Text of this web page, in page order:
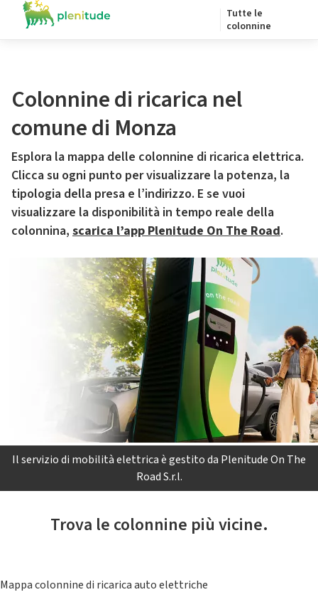
Tutte le
colonnine
Colonnine di ricarica nel
comune di Monza
Esplora la mappa delle colonnine di ricarica elettrica.
Clicca su ogni punto per visualizzare la potenza, la
tipologia della presa e l’indirizzo. E se vuoi
visualizzare la disponibilità in tempo reale della
colonnina, scarica l’app Plenitude On The Road.
Il servizio di mobilità elettrica è gestito da Plenitude On The
Road S.r.l.
Trova le colonnine più vicine.
Mappa colonnine di ricarica auto elettriche